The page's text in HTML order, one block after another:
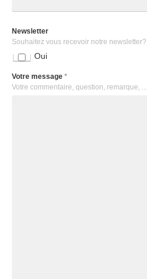
Newsletter
Souhaitez vous recevoir notre newsletter?
Oui
Votre message *
Votre commentaire, question, remarque, ...